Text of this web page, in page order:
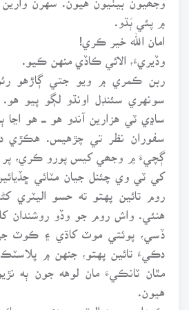
۾ پئي ٻَڌو.
امان الله خير ڪري!
وڏيريءَ، الائي ڪاڏي منهن ڪيو.
ربن ڪمري ۾ ويو جتي ڳاڙهو
سونهري سئنڊل اونڌو لڳو پيو
ساڍي ٽي هزارين آندو هو ـــ هو اڃا
سفوران نظر تي چڙهيس. هڪڙي
ڳچيءَ ۾ وجھي کيس پورو ڪري، پر
کي ٽي وي چئنل جيان مٽائي
روم تائين پهتو ته حسو اليٽري
هنئي. واش روم جو وڏو روشندان
ڏسي، پوئتي موٽ کاڌي ۽ ڪوٽ
دڪيءَ تائين پهتو، جنهن ۾ پلاسٽڪ
مٿان ٽانڪيءَ مان لوهه جون ٻه
ڪمدار حسوءَ اليٽري هنئي ربن